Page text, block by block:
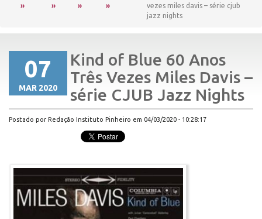
vezes miles davis – série cjub
jazz nights
07
MAR 2020
Kind of Blue 60 Anos
Três Vezes Miles Davis –
série CJUB Jazz Nights
Postado por Redação Instituto Pinheiro em 04/03/2020 - 10:28:17